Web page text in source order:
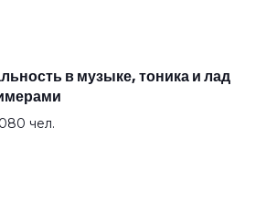
в музыке, тоника и лад
чел.